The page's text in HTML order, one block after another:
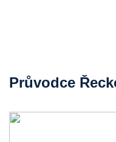
Průvodce